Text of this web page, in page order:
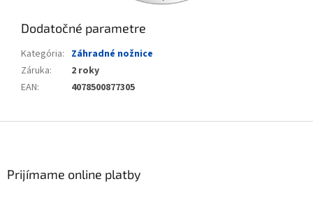
Dodatočné parametre
Kategória: Záhradné nožnice
Záruka:
2 roky
EAN: 4078500877305
Prijímame online platby